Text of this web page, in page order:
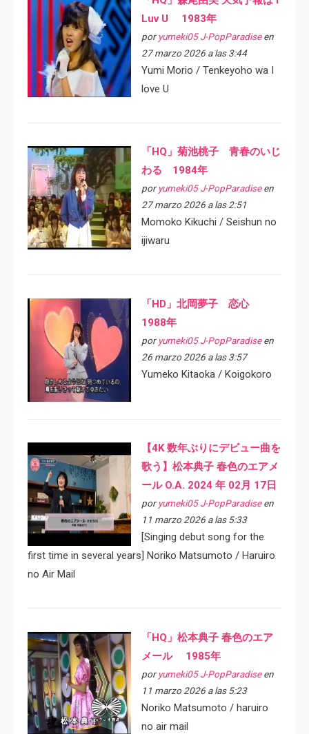
Luv U 1983年
por yumeki05 J-PopParadiseen
27 marzo 2026 a las 3:44
Yumi Morio / Tenkeyoho wa I
love U
「HQ」菊池桃子 青春のいじ
わる 1984年
por yumeki05 J-PopParadiseen
27 marzo 2026 a las 2:51
Momoko Kikuchi / Seishun no
ijiwaru
「HD」北岡夢子 恋心
1988年
por yumeki05 J-PopParadiseen
26 marzo 2026 a las 3:57
Yumeko Kitaoka / Koigokoro
【4K 数年ぶりにデビュー曲を
歌う】松本典子 春色のエアメ
ール O.A. 2024 年 02月 17日
por yumeki05 J-PopParadiseen
11 marzo 2026 a las 5:33
[Singing debut song for the
first time in several years] Noriko Matsumoto / Haruiro
no Air Mail
「HQ」松本典子 春色のエア
メール 1985年
por yumeki05 J-PopParadiseen
11 marzo 2026 a las 5:23
Noriko Matsumoto / haruiro
no air mail